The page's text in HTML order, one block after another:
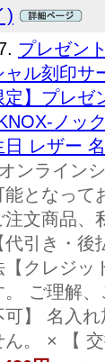
)
プレゼン
ャル刻印サ
定】プレゼ
ノッ
日 レザー
ンライン
能となって
注文商品、
代引き・
【クレジッ
。 ご理解
可】 名入
ん。 × 【